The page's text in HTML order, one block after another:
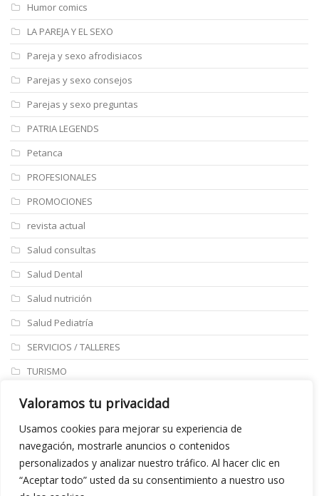
Valoramos tu privacidad
Usamos cookies para mejorar su experiencia de
navegación, mostrarle anuncios o contenidos
personalizados y analizar nuestro tráfico. Al hacer clic en
“Aceptar todo” usted da su consentimiento a nuestro uso
Humor comics
LA PAREJA Y EL SEXO
Pareja y sexo afrodisiacos
Parejas y sexo consejos
Parejas y sexo preguntas
PATRIA LEGENDS
Petanca
PROFESIONALES
PROMOCIONES
revista actual
Salud consultas
Salud Dental
Salud nutrición
Salud Pediatría
SERVICIOS / TALLERES
TURISMO
ULTIMAS NOTICIAS
Aviso legal